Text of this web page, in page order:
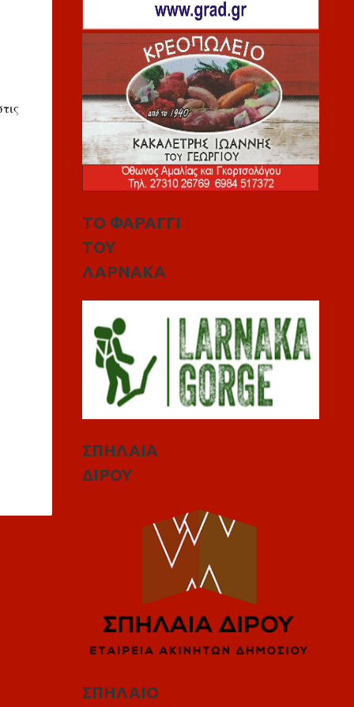
ΤΟ ΦΑΡΑΓΓΙ
ΤΟΥ
ΛΑΡΝΑΚΑ
ΣΠΗΛΑΙΑ
ΔΙΡΟΥ
ΣΠΗΛΑΙΟ